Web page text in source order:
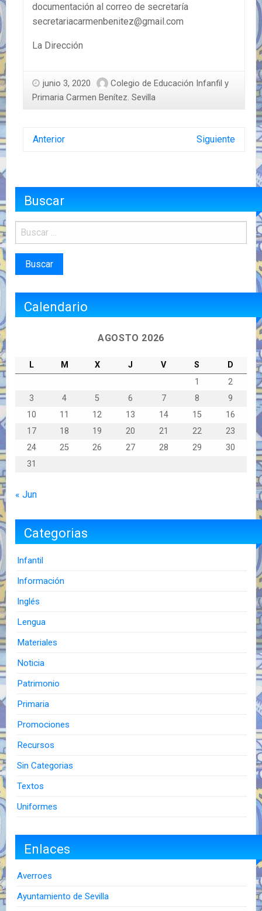
documentación al correo de secretaría
secretariacarmenbenitez@gmail.com
La Dirección
junio 3, 2020
Colegio de Educación Infanfil y
Primaria Carmen Benítez. Sevilla
Anterior Siguiente
Buscar
Calendario
AGOSTO 2026
L M X J V S
D
1
2
3
4 5 6 7 8
9
10
11 12 13 14 15
16
17
18 19 20 21 22
23
24
25 26 27 28 29
30
31
« Jun
Categorias
Infantil
Información
Inglés
Lengua
Materiales
Noticia
Patrimonio
Primaria
Promociones
Recursos
Sin Categorias
Textos
Uniformes
Enlaces
Averroes
Ayuntamiento de Sevilla